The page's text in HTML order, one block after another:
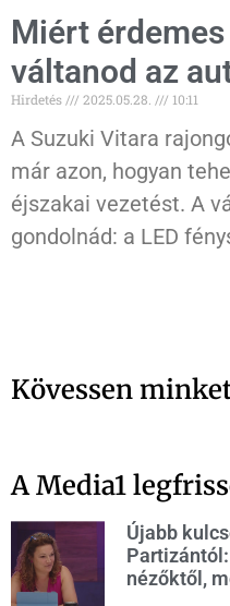
Miért
váltanod az
Hirdetés 2025.05.28. 10:11
A Suzuki Vitara
már azon, hogyan
éjszakai vezetést. A
gondolnád: a LED
Kövessen
A Media1
Újabb
nézőktől,